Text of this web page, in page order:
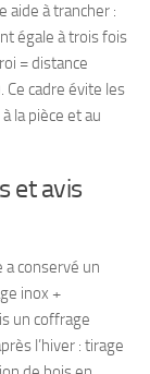
aide à trancher :
égale à trois fois
= distance
Ce cadre évite les
la pièce et au
et avis
a conservé un
inox +
un coffrage
l’hiver : tirage